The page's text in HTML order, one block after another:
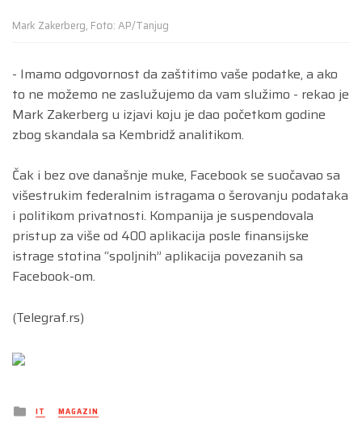
Mark Zakerberg, Foto: AP/Tanjug
- Imamo odgovornost da zaštitimo vaše podatke, a ako
to ne možemo ne zaslužujemo da vam služimo - rekao je
Mark Zakerberg u izjavi koju je dao početkom godine
zbog skandala sa Kembridž analitikom.
Čak i bez ove današnje muke, Facebook se suočavao sa
višestrukim federalnim istragama o šerovanju podataka
i politikom privatnosti. Kompanija je suspendovala
pristup za više od 400 aplikacija posle finansijske
istrage stotina “spoljnih” aplikacija povezanih sa
Facebook-om.
(Telegraf.rs)
Posted
inIT MAGAZIN